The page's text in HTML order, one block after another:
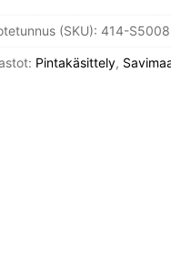
(SKU): 414-S5008
Pintakäsittely,